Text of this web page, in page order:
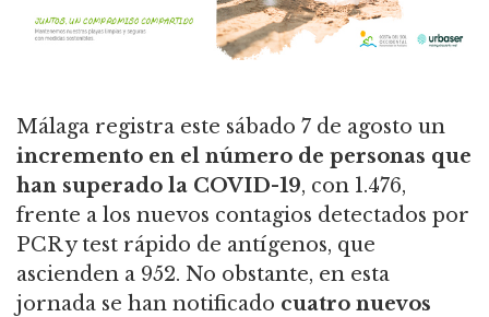
Málaga registra este sábado 7 de agosto un
incremento en el número de personas que
han superado la COVID-19, con 1.476,
frente a los nuevos contagios detectados por
PCR y test rápido de antígenos, que
ascienden a 952. No obstante, en esta
jornada se han notificado cuatro nuevos